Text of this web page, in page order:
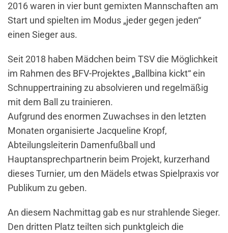
2016 waren in vier bunt gemixten Mannschaften am
Start und spielten im Modus „jeder gegen jeden“
einen Sieger aus.
Seit 2018 haben Mädchen beim TSV die Möglichkeit
im Rahmen des BFV-Projektes „Ballbina kickt“ ein
Schnuppertraining zu absolvieren und regelmäßig
mit dem Ball zu trainieren.
Aufgrund des enormen Zuwachses in den letzten
Monaten organisierte Jacqueline Kropf,
Abteilungsleiterin Damenfußball und
Hauptansprechpartnerin beim Projekt, kurzerhand
dieses Turnier, um den Mädels etwas Spielpraxis vor
Publikum zu geben.
An diesem Nachmittag gab es nur strahlende Sieger.
Den dritten Platz teilten sich punktgleich die